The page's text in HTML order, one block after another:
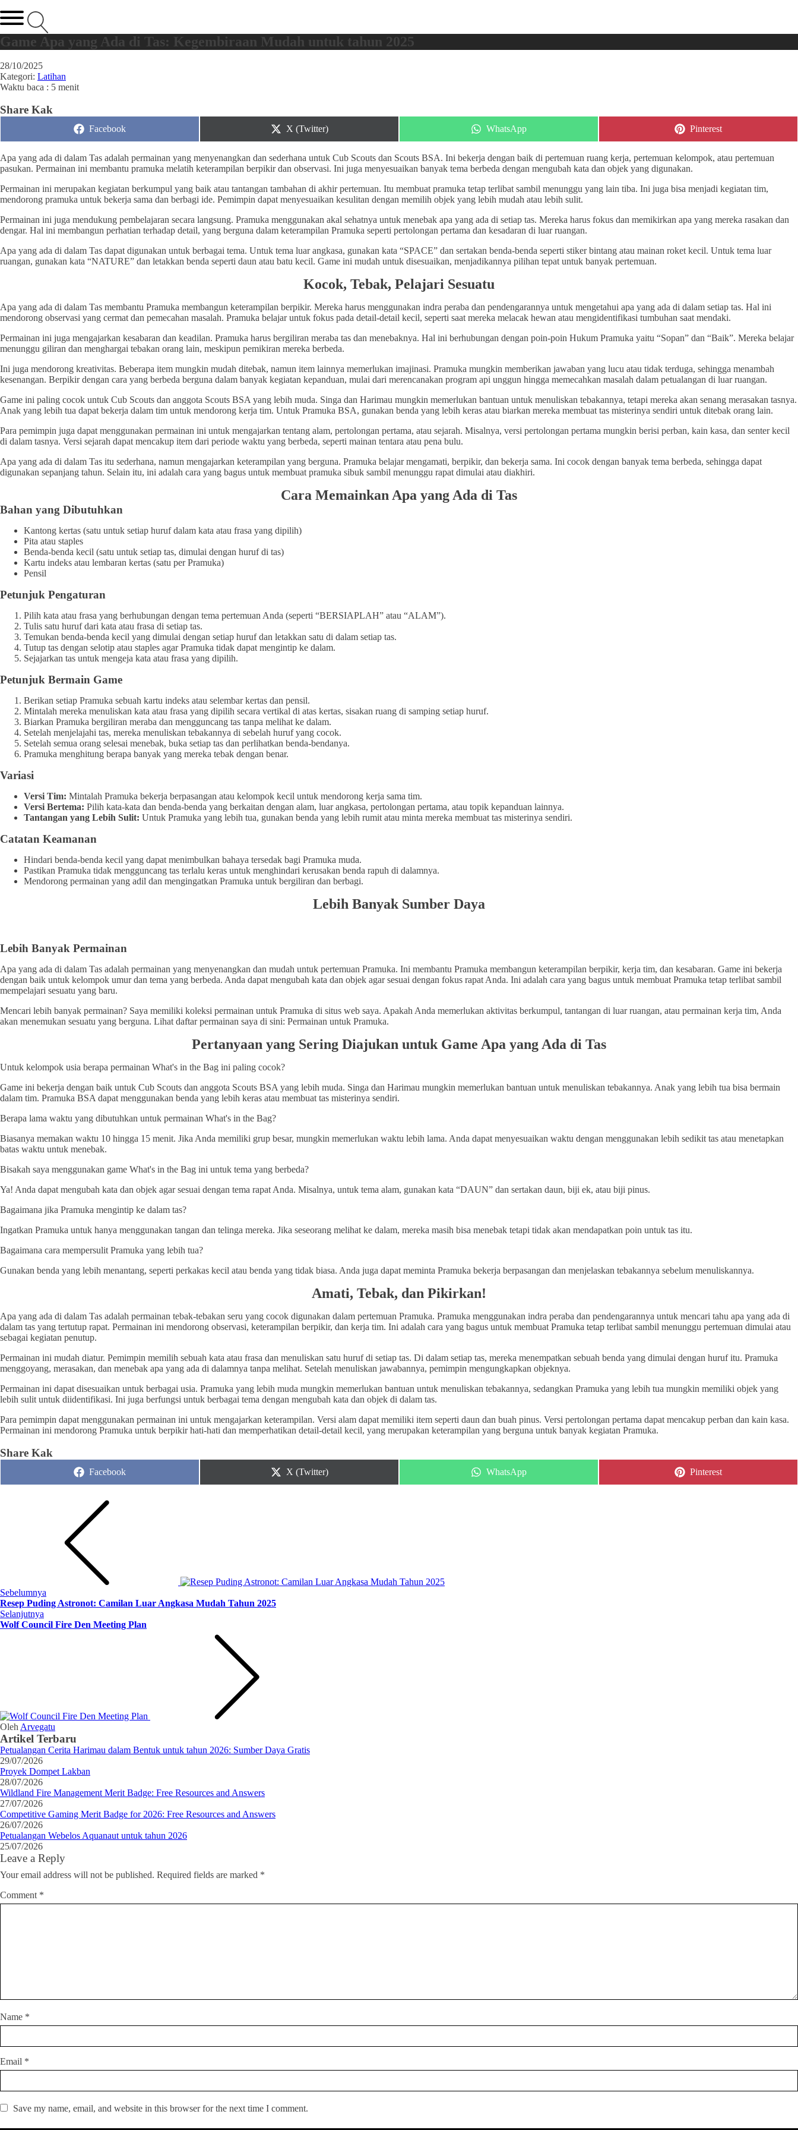
Game Apa yang Ada di Tas: Kegembiraan Mudah untuk tahun 2025
28/10/2025
Kategori: Latihan
Waktu baca : 5 menit
Share Kak
Share
Facebook
Share
X (Twitter)
Share
WhatsApp
Share
Pinterest
Apa yang ada di dalam Tas adalah permainan yang menyenangkan dan sederhana untuk Cub Scouts dan Scouts BSA. Ini bekerja dengan baik di pertemuan ruang kerja, pertemuan kelompok, atau pertemuan
pasukan. Permainan ini membantu pramuka melatih keterampilan berpikir dan observasi. Ini juga menyesuaikan banyak tema berbeda dengan mengubah kata dan objek yang digunakan.
Permainan ini merupakan kegiatan berkumpul yang baik atau tantangan tambahan di akhir pertemuan. Itu membuat pramuka tetap terlibat sambil menunggu yang lain tiba. Ini juga bisa menjadi kegiatan tim,
mendorong pramuka untuk bekerja sama dan berbagi ide. Pemimpin dapat menyesuaikan kesulitan dengan memilih objek yang lebih mudah atau lebih sulit.
Permainan ini juga mendukung pembelajaran secara langsung. Pramuka menggunakan akal sehatnya untuk menebak apa yang ada di setiap tas. Mereka harus fokus dan memikirkan apa yang mereka rasakan dan
dengar. Hal ini membangun perhatian terhadap detail, yang berguna dalam keterampilan Pramuka seperti pertolongan pertama dan kesadaran di luar ruangan.
Apa yang ada di dalam Tas dapat digunakan untuk berbagai tema. Untuk tema luar angkasa, gunakan kata “SPACE” dan sertakan benda-benda seperti stiker bintang atau mainan roket kecil. Untuk tema luar
ruangan, gunakan kata “NATURE” dan letakkan benda seperti daun atau batu kecil. Game ini mudah untuk disesuaikan, menjadikannya pilihan tepat untuk banyak pertemuan.
Kocok, Tebak, Pelajari Sesuatu
Apa yang ada di dalam Tas membantu Pramuka membangun keterampilan berpikir. Mereka harus menggunakan indra peraba dan pendengarannya untuk mengetahui apa yang ada di dalam setiap tas. Hal ini
mendorong observasi yang cermat dan pemecahan masalah. Pramuka belajar untuk fokus pada detail-detail kecil, seperti saat mereka melacak hewan atau mengidentifikasi tumbuhan saat mendaki.
Permainan ini juga mengajarkan kesabaran dan keadilan. Pramuka harus bergiliran meraba tas dan menebaknya. Hal ini berhubungan dengan poin-poin Hukum Pramuka yaitu “Sopan” dan “Baik”. Mereka belajar
menunggu giliran dan menghargai tebakan orang lain, meskipun pemikiran mereka berbeda.
Ini juga mendorong kreativitas. Beberapa item mungkin mudah ditebak, namun item lainnya memerlukan imajinasi. Pramuka mungkin memberikan jawaban yang lucu atau tidak terduga, sehingga menambah
kesenangan. Berpikir dengan cara yang berbeda berguna dalam banyak kegiatan kepanduan, mulai dari merencanakan program api unggun hingga memecahkan masalah dalam petualangan di luar ruangan.
Game ini paling cocok untuk Cub Scouts dan anggota Scouts BSA yang lebih muda. Singa dan Harimau mungkin memerlukan bantuan untuk menuliskan tebakannya, tetapi mereka akan senang merasakan tasnya.
Anak yang lebih tua dapat bekerja dalam tim untuk mendorong kerja tim. Untuk Pramuka BSA, gunakan benda yang lebih keras atau biarkan mereka membuat tas misterinya sendiri untuk ditebak orang lain.
Para pemimpin juga dapat menggunakan permainan ini untuk mengajarkan tentang alam, pertolongan pertama, atau sejarah. Misalnya, versi pertolongan pertama mungkin berisi perban, kain kasa, dan senter kecil
di dalam tasnya. Versi sejarah dapat mencakup item dari periode waktu yang berbeda, seperti mainan tentara atau pena bulu.
Apa yang ada di dalam Tas itu sederhana, namun mengajarkan keterampilan yang berguna. Pramuka belajar mengamati, berpikir, dan bekerja sama. Ini cocok dengan banyak tema berbeda, sehingga dapat
digunakan sepanjang tahun. Selain itu, ini adalah cara yang bagus untuk membuat pramuka sibuk sambil menunggu rapat dimulai atau diakhiri.
Cara Memainkan Apa yang Ada di Tas
Bahan yang Dibutuhkan
Kantong kertas (satu untuk setiap huruf dalam kata atau frasa yang dipilih)
Pita atau staples
Benda-benda kecil (satu untuk setiap tas, dimulai dengan huruf di tas)
Kartu indeks atau lembaran kertas (satu per Pramuka)
Pensil
Petunjuk Pengaturan
Pilih kata atau frasa yang berhubungan dengan tema pertemuan Anda (seperti “BERSIAPLAH” atau “ALAM”).
Tulis satu huruf dari kata atau frasa di setiap tas.
Temukan benda-benda kecil yang dimulai dengan setiap huruf dan letakkan satu di dalam setiap tas.
Tutup tas dengan selotip atau staples agar Pramuka tidak dapat mengintip ke dalam.
Sejajarkan tas untuk mengeja kata atau frasa yang dipilih.
Petunjuk Bermain Game
Berikan setiap Pramuka sebuah kartu indeks atau selembar kertas dan pensil.
Mintalah mereka menuliskan kata atau frasa yang dipilih secara vertikal di atas kertas, sisakan ruang di samping setiap huruf.
Biarkan Pramuka bergiliran meraba dan mengguncang tas tanpa melihat ke dalam.
Setelah menjelajahi tas, mereka menuliskan tebakannya di sebelah huruf yang cocok.
Setelah semua orang selesai menebak, buka setiap tas dan perlihatkan benda-bendanya.
Pramuka menghitung berapa banyak yang mereka tebak dengan benar.
Variasi
Versi Tim: Mintalah Pramuka bekerja berpasangan atau kelompok kecil untuk mendorong kerja sama tim.
Versi Bertema: Pilih kata-kata dan benda-benda yang berkaitan dengan alam, luar angkasa, pertolongan pertama, atau topik kepanduan lainnya.
Tantangan yang Lebih Sulit: Untuk Pramuka yang lebih tua, gunakan benda yang lebih rumit atau minta mereka membuat tas misterinya sendiri.
Catatan Keamanan
Hindari benda-benda kecil yang dapat menimbulkan bahaya tersedak bagi Pramuka muda.
Pastikan Pramuka tidak mengguncang tas terlalu keras untuk menghindari kerusakan benda rapuh di dalamnya.
Mendorong permainan yang adil dan mengingatkan Pramuka untuk bergiliran dan berbagi.
Lebih Banyak Sumber Daya
Lebih Banyak Permainan
Apa yang ada di dalam Tas adalah permainan yang menyenangkan dan mudah untuk pertemuan Pramuka. Ini membantu Pramuka membangun keterampilan berpikir, kerja tim, dan kesabaran. Game ini bekerja
dengan baik untuk kelompok umur dan tema yang berbeda. Anda dapat mengubah kata dan objek agar sesuai dengan fokus rapat Anda. Ini adalah cara yang bagus untuk membuat Pramuka tetap terlibat sambil
mempelajari sesuatu yang baru.
Mencari lebih banyak permainan? Saya memiliki koleksi permainan untuk Pramuka di situs web saya. Apakah Anda memerlukan aktivitas berkumpul, tantangan di luar ruangan, atau permainan kerja tim, Anda
akan menemukan sesuatu yang berguna. Lihat daftar permainan saya di sini: Permainan untuk Pramuka.
Pertanyaan yang Sering Diajukan untuk Game Apa yang Ada di Tas
Untuk kelompok usia berapa permainan What's in the Bag ini paling cocok?
Game ini bekerja dengan baik untuk Cub Scouts dan anggota Scouts BSA yang lebih muda. Singa dan Harimau mungkin memerlukan bantuan untuk menuliskan tebakannya. Anak yang lebih tua bisa bermain
dalam tim. Pramuka BSA dapat menggunakan benda yang lebih keras atau membuat tas misterinya sendiri.
Berapa lama waktu yang dibutuhkan untuk permainan What's in the Bag?
Biasanya memakan waktu 10 hingga 15 menit. Jika Anda memiliki grup besar, mungkin memerlukan waktu lebih lama. Anda dapat menyesuaikan waktu dengan menggunakan lebih sedikit tas atau menetapkan
batas waktu untuk menebak.
Bisakah saya menggunakan game What's in the Bag ini untuk tema yang berbeda?
Ya! Anda dapat mengubah kata dan objek agar sesuai dengan tema rapat Anda. Misalnya, untuk tema alam, gunakan kata “DAUN” dan sertakan daun, biji ek, atau biji pinus.
Bagaimana jika Pramuka mengintip ke dalam tas?
Ingatkan Pramuka untuk hanya menggunakan tangan dan telinga mereka. Jika seseorang melihat ke dalam, mereka masih bisa menebak tetapi tidak akan mendapatkan poin untuk tas itu.
Bagaimana cara mempersulit Pramuka yang lebih tua?
Gunakan benda yang lebih menantang, seperti perkakas kecil atau benda yang tidak biasa. Anda juga dapat meminta Pramuka bekerja berpasangan dan menjelaskan tebakannya sebelum menuliskannya.
Amati, Tebak, dan Pikirkan!
Apa yang ada di dalam Tas adalah permainan tebak-tebakan seru yang cocok digunakan dalam pertemuan Pramuka. Pramuka menggunakan indra peraba dan pendengarannya untuk mencari tahu apa yang ada di
dalam tas yang tertutup rapat. Permainan ini mendorong observasi, keterampilan berpikir, dan kerja tim. Ini adalah cara yang bagus untuk membuat Pramuka tetap terlibat sambil menunggu pertemuan dimulai atau
sebagai kegiatan penutup.
Permainan ini mudah diatur. Pemimpin memilih sebuah kata atau frasa dan menuliskan satu huruf di setiap tas. Di dalam setiap tas, mereka menempatkan sebuah benda yang dimulai dengan huruf itu. Pramuka
menggoyang, merasakan, dan menebak apa yang ada di dalamnya tanpa melihat. Setelah menuliskan jawabannya, pemimpin mengungkapkan objeknya.
Permainan ini dapat disesuaikan untuk berbagai usia. Pramuka yang lebih muda mungkin memerlukan bantuan untuk menuliskan tebakannya, sedangkan Pramuka yang lebih tua mungkin memiliki objek yang
lebih sulit untuk diidentifikasi. Ini juga berfungsi untuk berbagai tema dengan mengubah kata dan objek di dalam tas.
Para pemimpin dapat menggunakan permainan ini untuk mengajarkan keterampilan. Versi alam dapat memiliki item seperti daun dan buah pinus. Versi pertolongan pertama dapat mencakup perban dan kain kasa.
Permainan ini mendorong Pramuka untuk berpikir hati-hati dan memperhatikan detail-detail kecil, yang merupakan keterampilan yang berguna untuk banyak kegiatan Pramuka.
Share Kak
Share
Facebook
Share
X (Twitter)
Share
WhatsApp
Share
Pinterest
Sebelumnya
Resep Puding Astronot: Camilan Luar Angkasa Mudah Tahun 2025
Selanjutnya
Wolf Council Fire Den Meeting Plan
Oleh Arvegatu
Artikel Terbaru
Petualangan Cerita Harimau dalam Bentuk untuk tahun 2026: Sumber Daya Gratis
29/07/2026
Proyek Dompet Lakban
28/07/2026
Wildland Fire Management Merit Badge: Free Resources and Answers
27/07/2026
Competitive Gaming Merit Badge for 2026: Free Resources and Answers
26/07/2026
Petualangan Webelos Aquanaut untuk tahun 2026
25/07/2026
Leave a Reply
Your email address will not be published. Required fields are marked *
Comment *
Name *
Email *
Save my name, email, and website in this browser for the next time I comment.